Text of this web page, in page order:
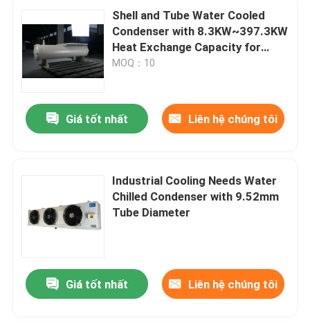
Shell and Tube Water Cooled
Condenser with 8.3KW~397.3KW
Heat Exchange Capacity for
Various Refrigerants and Copper
MOQ：10
Giá tốt nhất Liên hệ chúng tôi
Industrial Cooling Needs Water
Chilled Condenser with 9.52mm
Tube Diameter
Giá tốt nhất Liên hệ chúng tôi